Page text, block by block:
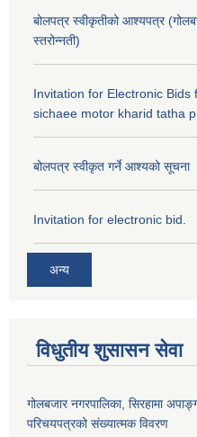
बोलपत्र स्वीकृतीको आश्यपत्र
स्तरोन्नती)
Invitation for Electronic
sichaee motor kharid tatha
बोलपत्र स्वीकृत गर्ने आश्यको सूचना
Invitation for electronic bid.
अन्य
विधुतीय शुसासन सेवा
गोलबजार नगरपालिका, सिरहामा
परिचयपत्रको संख्यात्मक विवरण